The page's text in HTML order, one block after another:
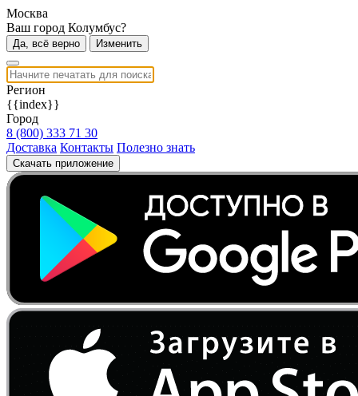
Москва
Ваш город Колумбус?
Да, всё верно Изменить
Регион
{{index}}
Город
8 (800) 333 71 30
Доставка Контакты Полезно знать
Скачать приложение